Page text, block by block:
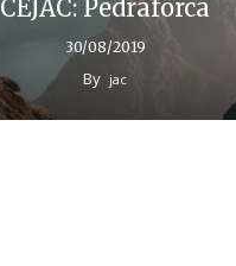
CEJAC: Pedraforca
30/08/2019
By jac